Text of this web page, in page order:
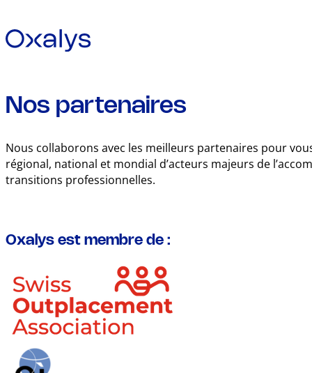
Nos partenaires
Nous collaborons avec les meilleurs partenaires pour
régional, national et mondial d’acteurs majeurs de
transitions professionnelles.
Oxalys est membre de :